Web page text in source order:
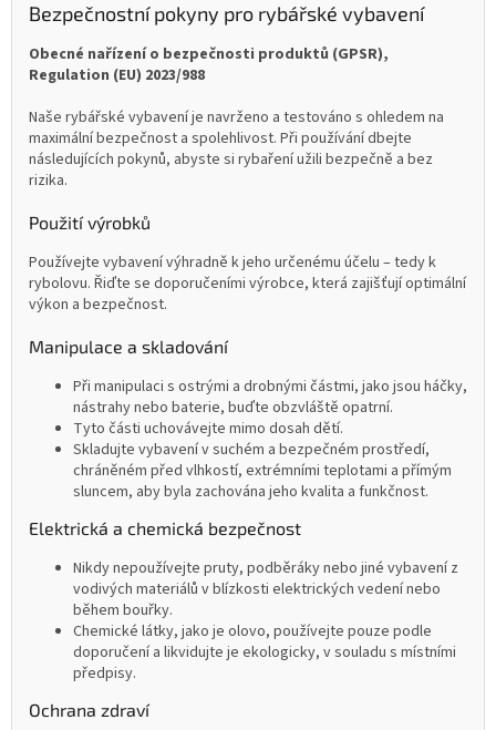
Bezpečnostní pokyny pro rybářské vybavení
Obecné nařízení o bezpečnosti produktů (GPSR),
Regulation (EU) 2023/988
Naše rybářské vybavení je navrženo a testováno s ohledem na
maximální bezpečnost a spolehlivost. Při používání dbejte
následujících pokynů, abyste si rybaření užili bezpečně a bez
rizika.
Použití výrobků
Používejte vybavení výhradně k jeho určenému účelu – tedy k
rybolovu. Řiďte se doporučeními výrobce, která zajišťují optimální
výkon a bezpečnost.
Manipulace a skladování
Při manipulaci s ostrými a drobnými částmi, jako jsou háčky,
nástrahy nebo baterie, buďte obzvláště opatrní.
Tyto části uchovávejte mimo dosah dětí.
Skladujte vybavení v suchém a bezpečném prostředí,
chráněném před vlhkostí, extrémními teplotami a přímým
sluncem, aby byla zachována jeho kvalita a funkčnost.
Elektrická a chemická bezpečnost
Nikdy nepoužívejte pruty, podběráky nebo jiné vybavení z
vodivých materiálů v blízkosti elektrických vedení nebo
během bouřky.
Chemické látky, jako je olovo, používejte pouze podle
doporučení a likvidujte je ekologicky, v souladu s místními
předpisy.
Ochrana zdraví